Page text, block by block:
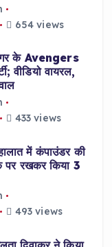
654 views
के Avengers
वीडियो वायरल,
433 views
में कंपाउंडर की
पर रखकर किया 3
493 views